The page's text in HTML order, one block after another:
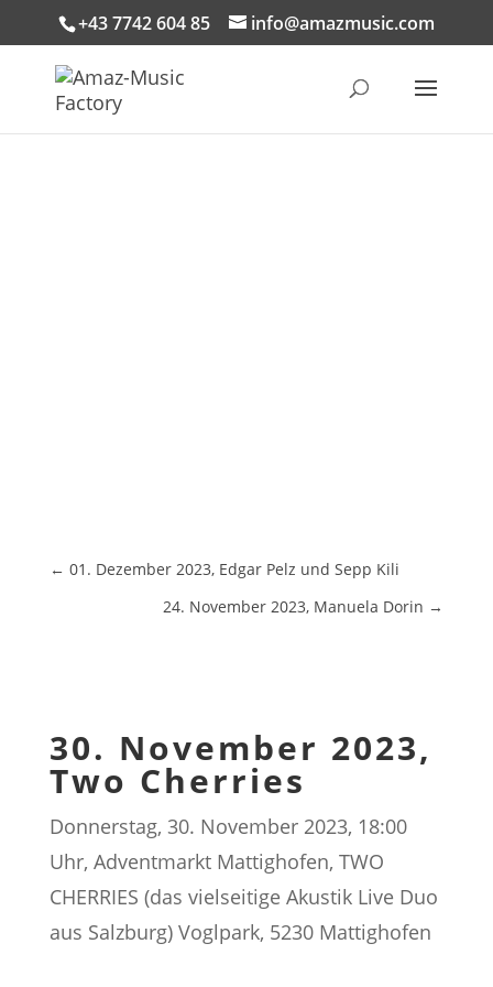
+43 7742 604 85 info@amazmusic.com
← 01. Dezember 2023, Edgar Pelz und Sepp Kili
24. November 2023, Manuela Dorin →
30. November 2023,
Two Cherries
Donnerstag, 30. November 2023, 18:00
Uhr, Adventmarkt Mattighofen, TWO
CHERRIES (das vielseitige Akustik Live Duo
aus Salzburg) Voglpark, 5230 Mattighofen